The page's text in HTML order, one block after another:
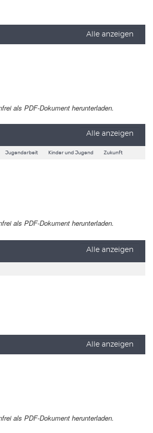
Alle anzeigen
als PDF-Dokument herunterladen.
Alle anzeigen
Jugendarbeit Kinder und Jugend Zukunft
als PDF-Dokument herunterladen.
Alle anzeigen
Alle anzeigen
als PDF-Dokument herunterladen.